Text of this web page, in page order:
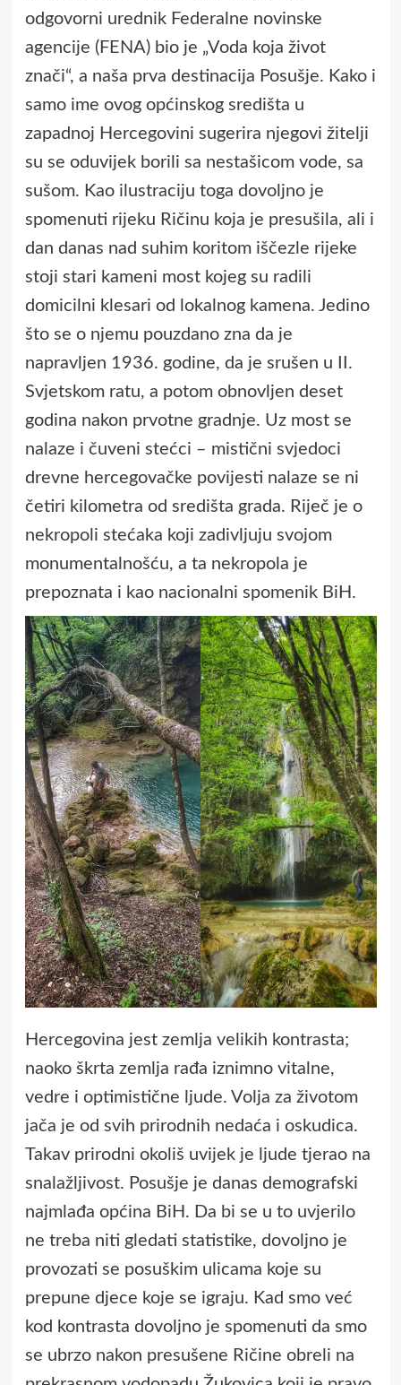
odgovorni urednik Federalne novinske
agencije (FENA) bio je „Voda koja život
znači“, a naša prva destinacija Posušje. Kako i
samo ime ovog općinskog središta u
zapadnoj Hercegovini sugerira njegovi žitelji
su se oduvijek borili sa nestašicom vode, sa
sušom. Kao ilustraciju toga dovoljno je
spomenuti rijeku Ričinu koja je presušila, ali i
dan danas nad suhim koritom iščezle rijeke
stoji stari kameni most kojeg su radili
domicilni klesari od lokalnog kamena. Jedino
što se o njemu pouzdano zna da je
napravljen 1936. godine, da je srušen u II.
Svjetskom ratu, a potom obnovljen deset
godina nakon prvotne gradnje. Uz most se
nalaze i čuveni stećci – mistični svjedoci
drevne hercegovačke povijesti nalaze se ni
četiri kilometra od središta grada. Riječ je o
nekropoli stećaka koji zadivljuju svojom
monumentalnošću, a ta nekropola je
prepoznata i kao nacionalni spomenik BiH.
Hercegovina jest zemlja velikih kontrasta;
naoko škrta zemlja rađa iznimno vitalne,
vedre i optimistične ljude. Volja za životom
jača je od svih prirodnih nedaća i oskudica.
Takav prirodni okoliš uvijek je ljude tjerao na
snalažljivost. Posušje je danas demografski
najmlađa općina BiH. Da bi se u to uvjerilo
ne treba niti gledati statistike, dovoljno je
provozati se posuškim ulicama koje su
prepune djece koje se igraju. Kad smo već
kod kontrasta dovoljno je spomenuti da smo
se ubrzo nakon presušene Ričine obreli na